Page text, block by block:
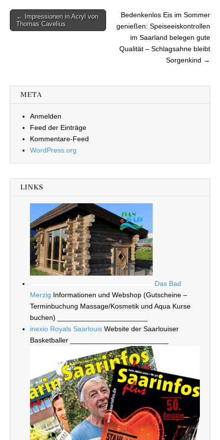
Beitragsnavigation
← Impressionen in Acryl von
Thomas Cavelius
Bedenkenlos Eis im Sommer
genießen: Speiseeiskontrollen
im Saarland belegen gute
Qualität – Schlagsahne bleibt
Sorgenkind →
META
Anmelden
Feed der Einträge
Kommentare-Feed
WordPress.org
LINKS
Das Bad
Merzig Informationen und Webshop (Gutscheine –
Terminbuchung Massage/Kosmetik und Aqua Kurse
buchen) _______________________
inexio Royals Saarlouis Website der Saarlouiser
Basketballer _________________________